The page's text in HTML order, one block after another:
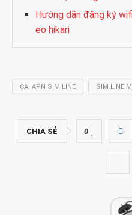
Hướng dẫn đăng ký
eo hikari
CÀI APN SIM LINE SIM LINE
CHIA SẺ 0